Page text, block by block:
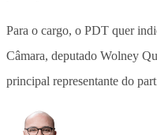
Para o cargo, o PDT quer
Câmara, deputado Wolney
principal representante do